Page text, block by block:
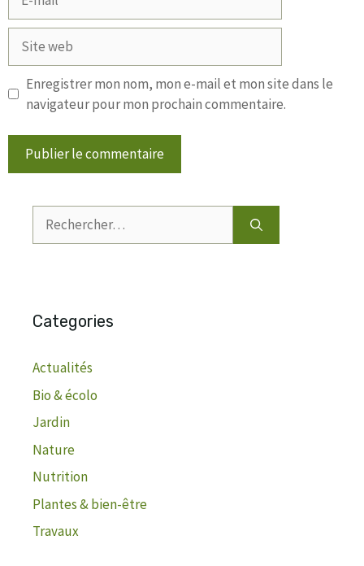
mail
Site
web
Enregistrer mon nom, mon e-mail et mon site dans le
navigateur pour mon prochain commentaire.
Rechercher :
Categories
Actualités
Bio & écolo
Jardin
Nature
Nutrition
Plantes & bien-être
Travaux